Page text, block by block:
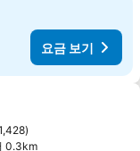
요금 보기
가
0.3km